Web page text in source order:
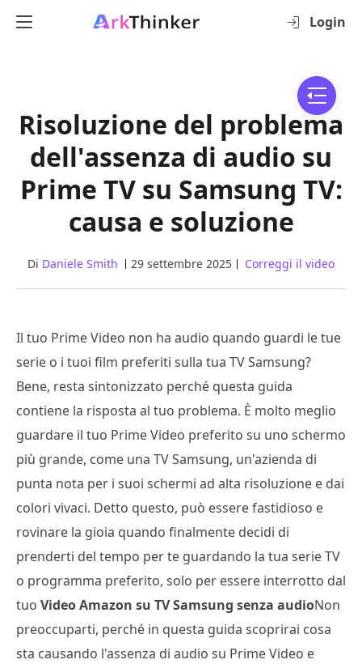
Login
Risoluzione del problema
dell'assenza di audio su
Prime TV su Samsung TV:
causa e soluzione
Di Daniele Smith 29 settembre 2025 Correggi il video
Il tuo Prime Video non ha audio quando guardi le tue
serie o i tuoi film preferiti sulla tua TV Samsung?
Bene, resta sintonizzato perché questa guida
contiene la risposta al tuo problema. È molto meglio
guardare il tuo Prime Video preferito su uno schermo
più grande, come una TV Samsung, un'azienda di
punta nota per i suoi schermi ad alta risoluzione e dai
colori vivaci. Detto questo, può essere fastidioso e
rovinare la gioia quando finalmente decidi di
prenderti del tempo per te guardando la tua serie TV
o programma preferito, solo per essere interrotto dal
tuo Video Amazon su TV Samsung senza audioNon
preoccuparti, perché in questa guida scoprirai cosa
sta causando l'assenza di audio su Prime Video e